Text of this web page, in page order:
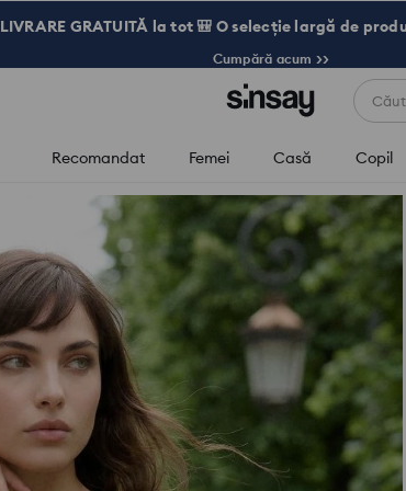
LIVRARE GRATUITĂ la tot 🎒 O selecție largă de
Cumpără acum >>
Recomandat Femei Casă Copil